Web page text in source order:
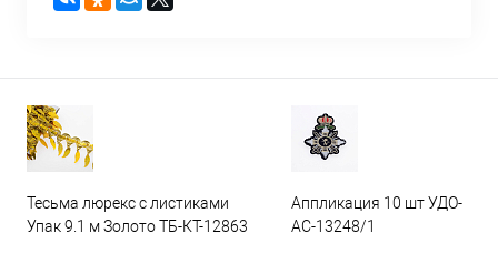
Тесьма люрекс с листиками
Упак 9.1 м Золото ТБ-КТ-12863
Аппликация 10 шт УДО-
АС-13248/1